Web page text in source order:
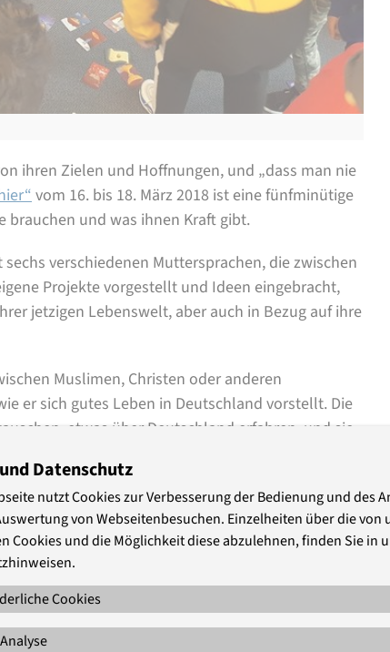
ihren Zielen und Hoffnungen, und „dass man nie
vom 16. bis 18. März 2018 ist eine fünfminütige
brauchen und was ihnen Kraft gibt.
verschiedenen Muttersprachen, die zwischen
Projekte vorgestellt und Ideen eingebracht,
jetzigen Lebenswelt, aber auch in Bezug auf ihre
Muslimen, Christen oder anderen
er sich gutes Leben in Deutschland vorstellt. Die
etwas über Deutschland erfahren, und sie
einmal vielleicht selbst ein Seminar, wird Peer-
Ziel im Blick auf die politische Bildung
bekommen, wo sie sich empowern, wo sie zu
ihre Erfahrungen gewertschätzt werden“, sagt
der das Seminar mit geleitet hat. Studienleiterin
zu finden, die auch Lust haben, selber weiter
Ideen, welche Aktivitäten für andere
Datenschutz
nutzt Cookies zur Verbesserung der Bedienung und des
von Webseitenbesuchen. Einzelheiten über die von
Cookies und die Möglichkeit diese abzulehnen, finden Sie in
Cookies